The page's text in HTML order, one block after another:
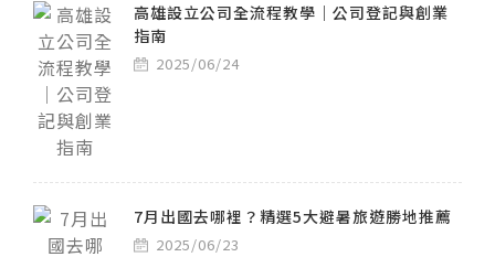
高雄設立公司全流程教學｜公司登記與創業
指南
2025/06/24
7月出國去哪裡？精選5大避暑旅遊勝地推薦
2025/06/23